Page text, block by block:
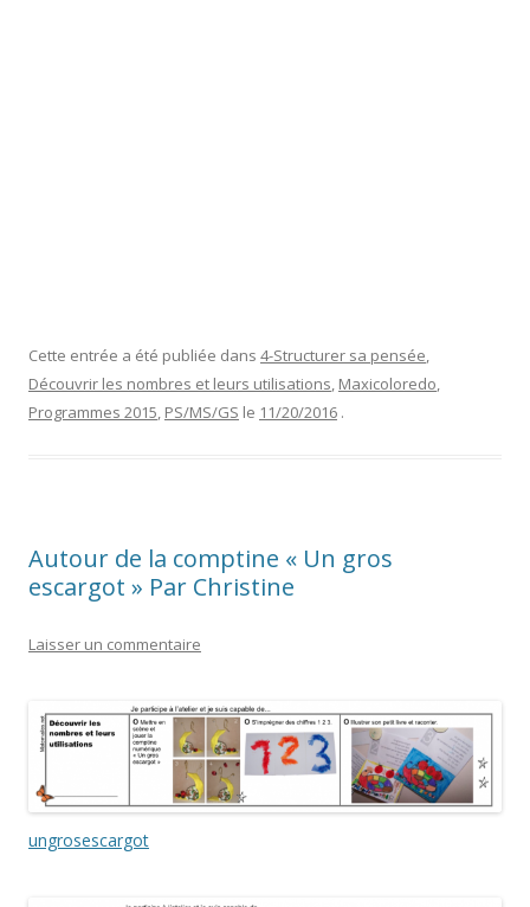
Cette entrée a été publiée dans 4-Structurer sa pensée,
Découvrir les nombres et leurs utilisations, Maxicoloredo,
Programmes 2015, PS/MS/GS le 11/20/2016 .
Autour de la comptine « Un gros
escargot » Par Christine
Laisser un commentaire
ungrosescargot